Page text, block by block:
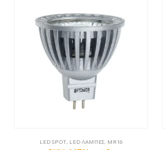
LED SPOT, LED ΛΑΜΠΕΣ, MR16